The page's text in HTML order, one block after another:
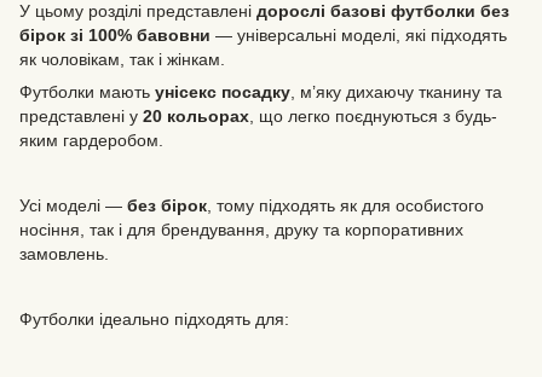
У цьому розділі представлені дорослі базові футболки без
бірок зі 100% бавовни — універсальні моделі, які підходять
як чоловікам, так і жінкам.
Футболки мають унісекс посадку, м’яку дихаючу тканину та
представлені у 20 кольорах, що легко поєднуються з будь-
яким гардеробом.
Усі моделі — без бірок, тому підходять як для особистого
носіння, так і для брендування, друку та корпоративних
замовлень.
Футболки ідеально підходять для: